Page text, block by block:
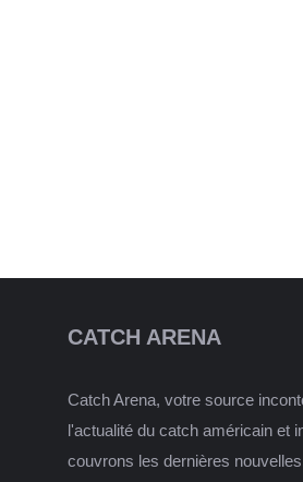
CATCH ARENA
Catch Arena, votre source
l'actualité du catch américain et
couvrons les dernières